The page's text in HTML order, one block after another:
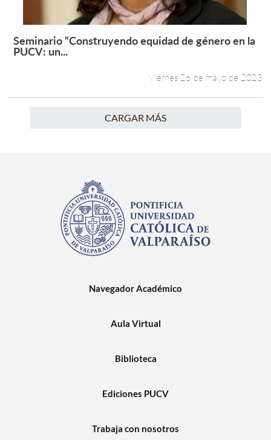
Leer más +
Seminario “Construyendo equidad de género en la
PUCV: un...
Viernes 26 de mayo de 2023
CARGAR MÁS
Navegador Académico
Aula Virtual
Biblioteca
Ediciones PUCV
Trabaja con nosotros